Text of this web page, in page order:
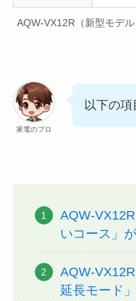
AQW-VX12R（新型モデ
家電のプロ
以下の項
AQW-
いコース」
AQW-
延長モード